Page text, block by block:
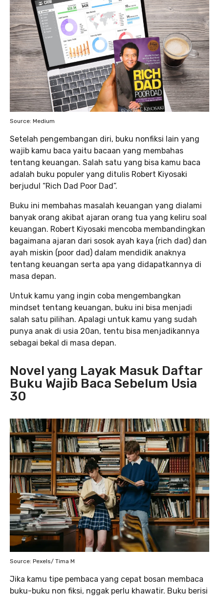
Source: Medium
Setelah pengembangan diri, buku nonfiksi lain yang
wajib kamu baca yaitu bacaan yang membahas
tentang keuangan. Salah satu yang bisa kamu baca
adalah buku populer yang ditulis Robert Kiyosaki
berjudul “Rich Dad Poor Dad”.
Buku ini membahas masalah keuangan yang dialami
banyak orang akibat ajaran orang tua yang keliru soal
keuangan. Robert Kiyosaki mencoba membandingkan
bagaimana ajaran dari sosok ayah kaya (rich dad) dan
ayah miskin (poor dad) dalam mendidik anaknya
tentang keuangan serta apa yang didapatkannya di
masa depan.
Untuk kamu yang ingin coba mengembangkan
mindset tentang keuangan, buku ini bisa menjadi
salah satu pilihan. Apalagi untuk kamu yang sudah
punya anak di usia 20an, tentu bisa menjadikannya
sebagai bekal di masa depan.
Novel yang Layak Masuk Daftar
Buku Wajib Baca Sebelum Usia
30
Source: Pexels/ Tima M
Jika kamu tipe pembaca yang cepat bosan membaca
buku-buku non fiksi, nggak perlu khawatir. Buku berisi